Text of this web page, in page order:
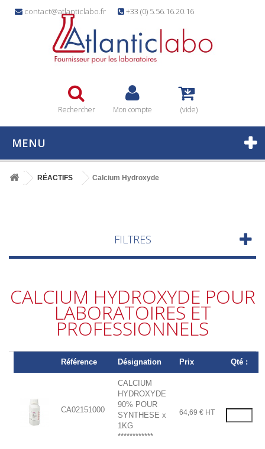
contact@atlanticlabo.fr +33 (0) 5.56.16.20.16
Rechercher Mon compte (vide)
MENU
RÉACTIFS Calcium Hydroxyde
FILTRES
CALCIUM HYDROXYDE POUR
LABORATOIRES ET
PROFESSIONNELS
Référence Désignation Prix Qté :
CA02151000
CALCIUM
HYDROXYDE
90% POUR
SYNTHESE x
1KG
************
64,69 € HT